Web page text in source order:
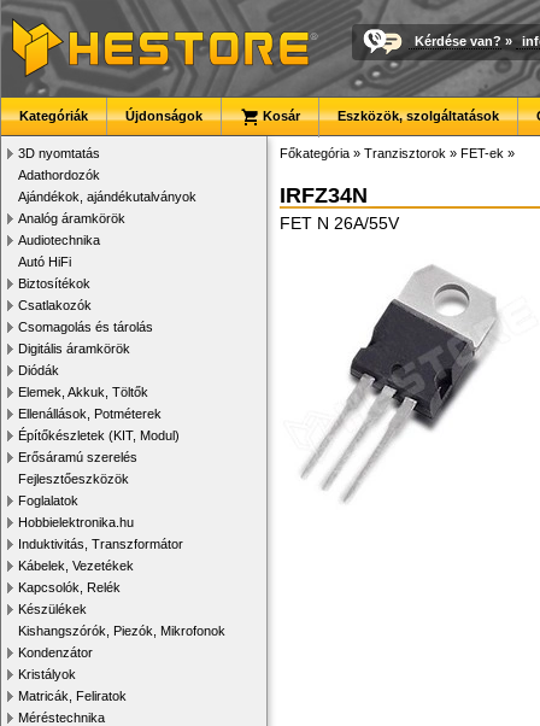
Kérdése van? »
Kategóriák Újdonságok Kosár Eszközök, szolgáltatások
3D nyomtatás
Adathordozók
Ajándékok, ajándékutalványok
Analóg áramkörök
Audiotechnika
Autó HiFi
Biztosítékok
Csatlakozók
Csomagolás és tárolás
Digitális áramkörök
Diódák
Elemek, Akkuk, Töltők
Ellenállások, Potméterek
Építőkészletek (KIT, Modul)
Erősáramú szerelés
Fejlesztőeszközök
Foglalatok
Hobbielektronika.hu
Induktivitás, Transzformátor
Kábelek, Vezetékek
Kapcsolók, Relék
Készülékek
Kishangszórók, Piezók, Mikrofonok
Kondenzátor
Kristályok
Matricák, Feliratok
Méréstechnika
Főkategória » Tranzisztorok » FET-ek »
IRFZ34N
FET N 26A/55V